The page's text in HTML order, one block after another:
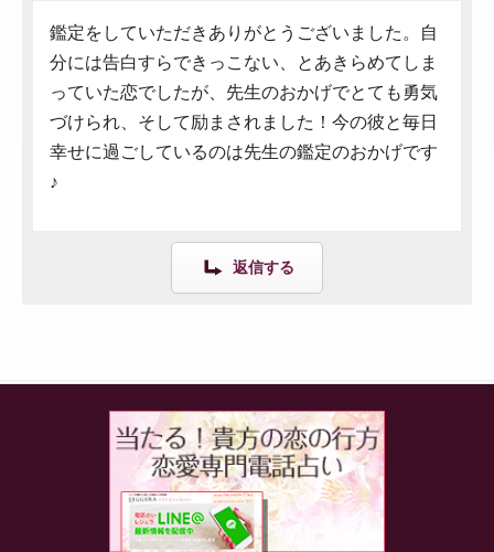
鑑定をしていただきありがとうございました。自
分には告白すらできっこない、とあきらめてしま
っていた恋でしたが、先生のおかげでとても勇気
づけられ、そして励まされました！今の彼と毎日
幸せに過ごしているのは先生の鑑定のおかげです
♪
返信する